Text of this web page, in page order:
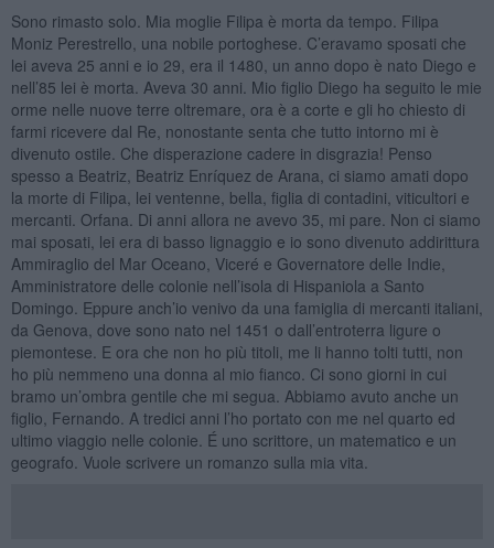
Sono rimasto solo. Mia moglie Filipa è morta da tempo. Filipa
Moniz Perestrello, una nobile portoghese. C’eravamo sposati che
lei aveva 25 anni e io 29, era il 1480, un anno dopo è nato Diego e
nell’85 lei è morta. Aveva 30 anni. Mio figlio Diego ha seguito le mie
orme nelle nuove terre oltremare, ora è a corte e gli ho chiesto di
farmi ricevere dal Re, nonostante senta che tutto intorno mi è
divenuto ostile. Che disperazione cadere in disgrazia! Penso
spesso a Beatriz, Beatriz Enríquez de Arana, ci siamo amati dopo
la morte di Filipa, lei ventenne, bella, figlia di contadini, viticultori e
mercanti. Orfana. Di anni allora ne avevo 35, mi pare. Non ci siamo
mai sposati, lei era di basso lignaggio e io sono divenuto addirittura
Ammiraglio del Mar Oceano, Viceré e Governatore delle Indie,
Amministratore delle colonie nell’isola di Hispaniola a Santo
Domingo. Eppure anch’io venivo da una famiglia di mercanti italiani,
da Genova, dove sono nato nel 1451 o dall’entroterra ligure o
piemontese. E ora che non ho più titoli, me li hanno tolti tutti, non
ho più nemmeno una donna al mio fianco. Ci sono giorni in cui
bramo un’ombra gentile che mi segua. Abbiamo avuto anche un
figlio, Fernando. A tredici anni l’ho portato con me nel quarto ed
ultimo viaggio nelle colonie. É uno scrittore, un matematico e un
geografo. Vuole scrivere un romanzo sulla mia vita.